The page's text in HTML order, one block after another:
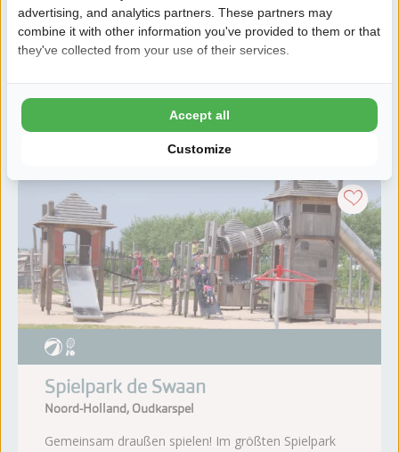
Kommen Sie und spielen Sie drinnen und draußen auf
Europas größtem Spielplatz Linnaeushof, direkt in
den Niederlanden! Es gibt rund 350 Spielzeuge und
Weitere Informationen
Spielpark de Swaan
Noord-Holland, Oudkarspel
Gemeinsam draußen spielen! Im größten Spielpark
advertising, and analytics partners. These partners may
combine it with other information you've provided to them or that
they've collected from your use of their services.
Customize
Accept all